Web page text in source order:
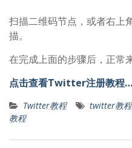
扫描二维码节点，或者右上
描。
在完成上面的步骤后，正常
点击查看Twitter注册教程
Twitter教程 twitter教程
教程